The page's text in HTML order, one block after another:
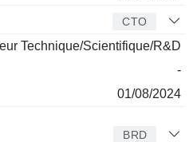
CTO
Technique/Scientifique/R&D
-
01/08/2024
BRD